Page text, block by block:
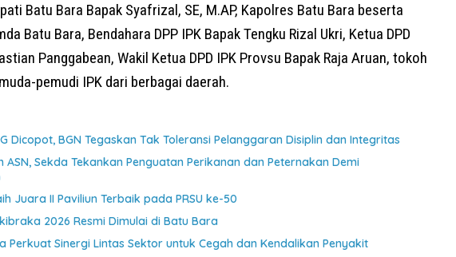
Batu Bara Bapak Syafrizal, SE, M.AP, Kapolres Batu Bara beserta
Batu Bara, Bendahara DPP IPK Bapak Tengku Rizal Ukri, Ketua DPD
Panggabean, Wakil Ketua DPD IPK Provsu Bapak Raja Aruan, tokoh
pemudi IPK dari berbagai daerah.
Dicopot, BGN Tegaskan Tak Toleransi Pelanggaran Disiplin dan Integritas
ASN, Sekda Tekankan Penguatan Perikanan dan Peternakan Demi
Juara II Paviliun Terbaik pada PRSU ke-50
2026 Resmi Dimulai di Batu Bara
Perkuat Sinergi Lintas Sektor untuk Cegah dan Kendalikan Penyakit